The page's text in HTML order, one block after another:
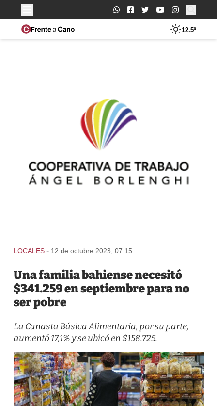
Buscar:
12.5º
LOCALES - 12 de octubre 2023, 07:15
Una familia bahiense necesitó
$341.259 en septiembre para no
ser pobre
La Canasta Básica Alimentaria, por su parte,
aumentó 17,1% y se ubicó en $158.725.